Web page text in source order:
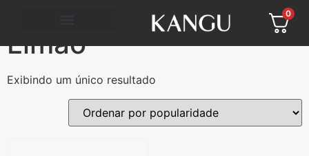
0
Limão
Exibindo um único resultado